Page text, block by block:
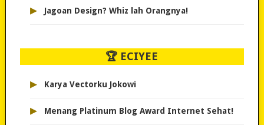
▸ Jagoan Design? Whiz lah Orangnya!
🏆 ECIYEE
▸ Karya Vectorku Jokowi
▸ Menang Platinum Blog Award Internet Sehat!